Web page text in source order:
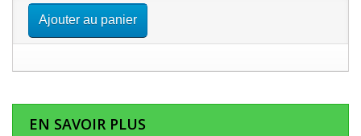
Ajouter au panier
EN SAVOIR PLUS